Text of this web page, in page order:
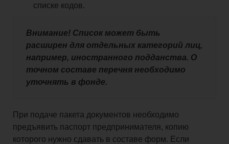
списке кодов.
Внимание! Список может быть
расширен для отдельных категорий лиц,
например, иностранного подданства. О
точном составе перечня необходимо
уточнять в фонде.
При подаче пакета документов необходимо
предъявить паспорт предпринимателя, копию
которого нужно сдавать в составе форм. Если